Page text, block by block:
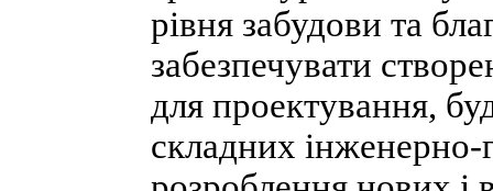
рівня забудови та
забезпечувати
для проектування,
складних інженерно-